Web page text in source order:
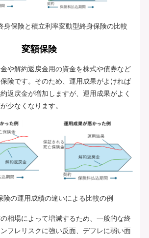
保険と積立利率変動型終身保険の比較
変額保険
や解約返戻金用の資金を株式や債券など
険です。そのため、運用成果がよければ
返戻金が増加しますが、運用成果がよく
少なくなります。
の運用成績の違いによる比較の例
相場によって増減するため、一般的な終
フレリスクに強い反面、デフレに弱い面